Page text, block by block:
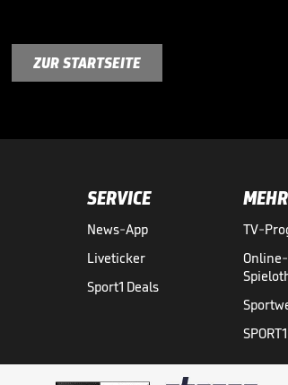
ZUR STARTSEITE
SERVICE
News-App
Liveticker
Sport1 Deals
MEHR
TV-